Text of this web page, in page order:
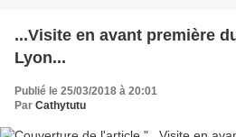
...Visite en avant première
Lyon...
Publié le 25/03/2018 à 20:01
Par Cathytutu